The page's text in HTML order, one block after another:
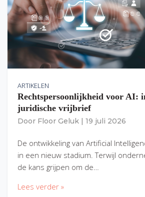
ARTIKELEN
Rechtspersoonlijkheid voor AI:
juridische vrijbrief
Door Floor Geluk 19 juli 2026
De ontwikkeling van Artificial
in een nieuw stadium. Terwijl
de kans grijpen om de…
Lees verder »